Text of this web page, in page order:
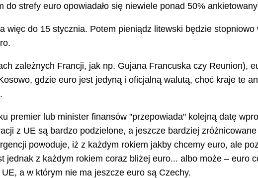
strefy euro opowiadało się niewiele ponad 50%
więc do 15 stycznia. Potem pieniądz litewski będzie
zależnych Francji, jak np. Gujana Francuska czy Reunion),
gdzie euro jest jedyną i oficjalną walutą, choć kraje te
premier lub minister finansów "przepowiada" kolejną datę
z UE są bardzo podzielone, a jeszcze bardziej
powoduje, iż z każdym rokiem jakby chcemy euro, ale
z każdym rokiem coraz bliżej euro... albo może – euro
a w którym nie ma jeszcze euro są Czechy.